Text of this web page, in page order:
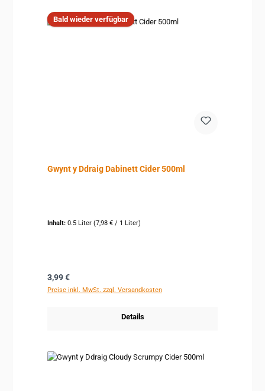
Bald wieder verfügbar
Gwynt y Ddraig Dabinett Cider 500ml
Inhalt: 0.5 Liter (7,98 € / 1 Liter)
Regulärer Preis:
3,99 €
Preise inkl. MwSt. zzgl. Versandkosten
Details